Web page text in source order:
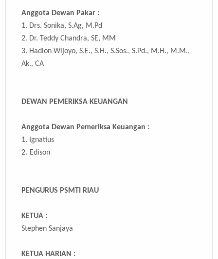
Anggota Dewan Pakar :
1. Drs. Sonika, S.Ag, M.Pd
2. Dr. Teddy Chandra, SE, MM
3. Hadion Wijoyo, S.E., S.H., S.Sos., S.Pd., M.H., M.M.,
Ak., CA
DEWAN PEMERIKSA KEUANGAN
Anggota Dewan Pemeriksa Keuangan :
1. Ignatius
2. Edison
PENGURUS PSMTI RIAU
KETUA :
Stephen Sanjaya
KETUA HARIAN :